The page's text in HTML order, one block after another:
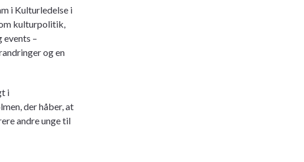
i Kulturledelse i
kulturpolitik,
–
og en
i
der håber, at
andre unge til